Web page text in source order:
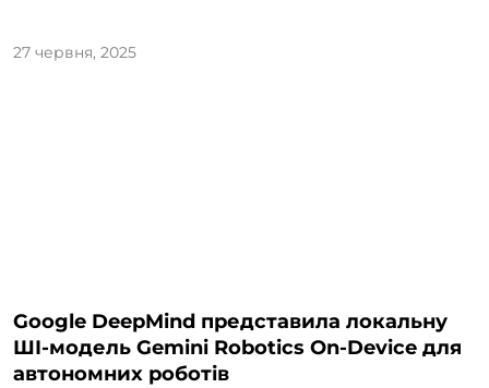
27 червня, 2025
Google DeepMind представила локальну
ШІ-модель Gemini Robotics On-Device для
автономних роботів